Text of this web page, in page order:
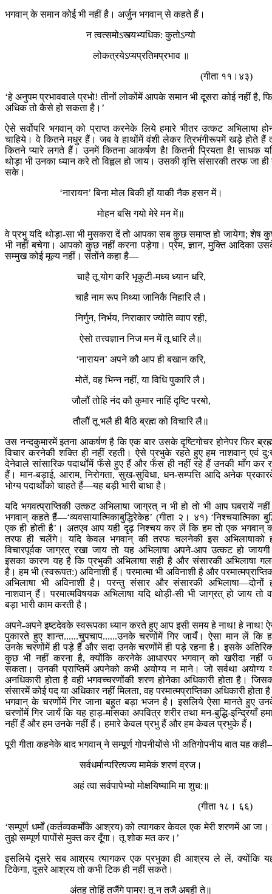
भगवान् के समान कोई भी नहीं है। अर्जुन भगवान् से कहते हैं।
न त्वत्समोऽस्त्यभ्यधिक: कुतोऽन्यो
लोकत्रयेऽप्यप्रतिमप्रभाव ॥
(गीता ११।४३)
‘हे अनुपम प्रभाववाले प्रभो! तीनों लोकोंमें आपके समान भी दूसरा कोई नहीं है,
अधिक तो कैसे हो सकता है।’
ऐसे सर्वोपरि भगवान् को प्राप्त करनेके लिये हमारे भीतर उत्कट अभिलाषा
चाहिये। वे कितने मधुर हैं। जब वे हाथोंमें वंशी लेकर त्रिभंगीरूपमें खड़े होते हैं
कितने प्यारे लगते हैं। उनमें कितना आकर्षण है! कितनी प्रियता है! साधक
थोड़ा भी उनका ध्यान करे तो विह्वल हो जाय। उसकी वृत्ति संसारकी तरफ जा ही
सके।
‘नारायन’ बिना मोल बिकी हों याकी नैक हसन में।
मोहन बसि गयो मेरे मन में॥
वे प्रभु यदि थोड़ा-सा भी मुसकरा दें तो आपका सब कुछ समाप्त हो जायेगा; शेष
भी नहीं बचेगा। आपको कुछ नहीं करना पड़ेगा। प्रेम, ज्ञान, मुक्ति आदिका
सम्मुख कोई मूल्य नहीं। संतोंने कहा है—
चाहै तू योग करि भृकुटी-मध्य ध्यान धरि,
चाहै नाम रूप मिथ्या जानिकै निहारि लै।
निर्गुन, निर्भय, निराकार ज्योति व्याप रही,
ऐसो तत्त्वज्ञान निज मन में तू धारि लै॥
‘नारायन’ अपने कौ आप ही बखान करि,
मोतें, वह भिन्न नहीं, या विधि पुकारि लै।
जौलौं तोहि नंद कौ कुमार नाहिं दृष्टि परॺो,
तौलौं तू भलै ही बैठि ब्रह्म को विचारि लै॥
उस नन्दकुमारमें इतना आकर्षण है कि एक बार उसके दृष्टिगोचर होनेपर फिर
विचार करनेकी शक्ति ही नहीं रहती। ऐसे प्रभुके रहते हुए हम नाशवान् एवं
देनेवाले सांसारिक पदार्थोंमें फँसे हुए हैं और फँस ही नहीं रहे हैं उनकी माँग कर
हैं। मान-बड़ाई, आराम, निरोगता, सुख-सुविधा, धन-सम्पत्ति आदि अनेक
भोग्य पदार्थोंको चाहते हैं—यह बड़ी भारी बाधा है।
यदि भगवत्प्राप्तिकी उत्कट अभिलाषा जाग्रत् न भी हो तो भी आप घबरायें
भगवान् कहते हैं—‘व्यवसायात्मिकाबुद्धिरेकेह’ (गीता २। ४१) ‘निश्चयात्मिका
एक ही होती है’। अतएव आप यही दृढ़ निश्चय कर लें कि हम तो एक भगवान्
तरफ ही चलेंगे। यदि केवल भगवान् की तरफ चलनेकी इस अभिलाषाको
विचारपूर्वक जाग्रत् रखा जाय तो यह अभिलाषा अपने-आप उत्कट हो
इसका कारण यह है कि प्रभुकी अभिलाषा सही है और संसारकी अभिलाषा
है। हम भी (स्वरूपत:) अविनाशी हैं। परमात्मा भी अविनाशी है और
अभिलाषा भी अविनाशी है। परन्तु संसार और संसारकी अभिलाषा—दोनों
नाशवान् हैं। परमात्मविषयक अभिलाषा यदि थोड़ी-सी भी जाग्रत् हो जाय तो
बड़ा भारी काम करती है।
अपने-अपने इष्टदेवके स्वरूपका ध्यान करते हुए आप इसी समय हे नाथ! हे नाथ!
पुकारते हुए शान्त......चुपचाप......उनके चरणोंमें गिर जायँ। ऐसा मान लें कि
उनके चरणोंमें ही पड़े हैं और सदा उनके चरणोंमें ही पड़े रहना है। इसके
कुछ भी नहीं करना है, क्योंकि करनेके आधारपर भगवान् को खरीदा नहीं
सकता। उनकी प्राप्तिमें अपनेको कभी अयोग्य न माने। जो सर्वथा अयोग्य
अनधिकारी होता है वही भगवच्चरणोंकी शरण होनेका अधिकारी होता है।
संसारमें कोई पद या अधिकार नहीं मिलता, वह परमात्मप्राप्तिका अधिकारी होता
भगवान् के चरणोंमें गिर जाना बहुत बड़ा भजन है। इसलिये ऐसा मानते हुए
चरणोंमें गिर जायँ कि यह हाड़-मांसका अपवित्र शरीर तथा मन-बुद्धि-इन्द्रियाँ
नहीं हैं और हम उनके नहीं हैं। हमारे केवल प्रभु हैं और हम केवल प्रभुके हैं।
पूरी गीता कहनेके बाद भगवान् ने सम्पूर्ण गोपनीयोंसे भी अतिगोपनीय बात यह
सर्वधर्मान्परित्यज्य मामेकं शरणं व्रज।
अहं त्वा सर्वपापेभ्यो मोक्षयिष्यामि मा शुच:॥
(गीता १८। ६६)
‘सम्पूर्ण धर्मों (कर्तव्यकर्मोंके आश्रय) को त्यागकर केवल एक मेरी शरणमें आ जा।
तुझे सम्पूर्ण पापोंसे मुक्त कर दूँगा। तू शोक मत कर।’
इसलिये दूसरे सब आश्रय त्यागकर एक प्रभुका ही आश्रय ले लें, क्योंकि
टिकेगा, दूसरे आश्रय तो कभी टिक ही नहीं सकते।
अंतहु तोहिं तजैंगे पामर! तू न तजै अबही ते॥